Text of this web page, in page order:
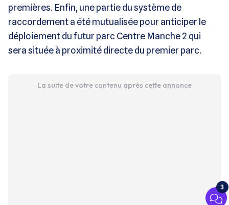
premières. Enfin, une partie du système de
raccordement a été mutualisée pour anticiper le
déploiement du futur parc Centre Manche 2 qui
sera située à proximité directe du premier parc.
La suite de votre contenu après cette annonce
3